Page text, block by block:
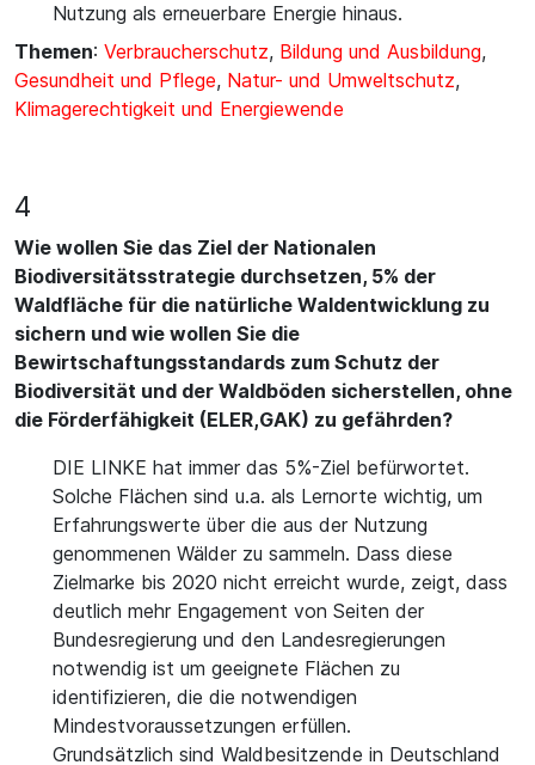
Nutzung als erneuerbare Energie hinaus.
Themen: Verbraucherschutz, Bildung und Ausbildung,
Gesundheit und Pflege, Natur- und Umweltschutz,
Klimagerechtigkeit und Energiewende
4
Wie wollen Sie das Ziel der Nationalen
Biodiversitätsstrategie durchsetzen, 5% der
Waldfläche für die natürliche Waldentwicklung zu
sichern und wie wollen Sie die
Bewirtschaftungsstandards zum Schutz der
Biodiversität und der Waldböden sicherstellen, ohne
die Förderfähigkeit (ELER,GAK) zu gefährden?
DIE LINKE hat immer das 5%-Ziel befürwortet.
Solche Flächen sind u.a. als Lernorte wichtig, um
Erfahrungswerte über die aus der Nutzung
genommenen Wälder zu sammeln. Dass diese
Zielmarke bis 2020 nicht erreicht wurde, zeigt, dass
deutlich mehr Engagement von Seiten der
Bundesregierung und den Landesregierungen
notwendig ist um geeignete Flächen zu
identifizieren, die die notwendigen
Mindestvoraussetzungen erfüllen.
Grundsätzlich sind Waldbesitzende in Deutschland